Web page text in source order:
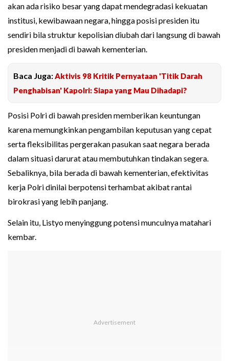
akan ada risiko besar yang dapat mendegradasi kekuatan
institusi, kewibawaan negara, hingga posisi presiden itu
sendiri bila struktur kepolisian diubah dari langsung di bawah
presiden menjadi di bawah kementerian.
Baca Juga: Aktivis 98 Kritik Pernyataan 'Titik Darah
Penghabisan' Kapolri: Siapa yang Mau Dihadapi?
Posisi Polri di bawah presiden memberikan keuntungan
karena memungkinkan pengambilan keputusan yang cepat
serta fleksibilitas pergerakan pasukan saat negara berada
dalam situasi darurat atau membutuhkan tindakan segera.
Sebaliknya, bila berada di bawah kementerian, efektivitas
kerja Polri dinilai berpotensi terhambat akibat rantai
birokrasi yang lebih panjang.
Selain itu, Listyo menyinggung potensi munculnya matahari
kembar.